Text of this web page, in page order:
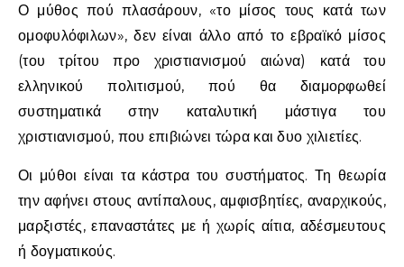
Ο μύθος πού πλασάρουν, «το μίσος τους κατά των
ομοφυλόφιλων», δεν είναι άλλο από το εβραϊκό μίσος
(του τρίτου προ χριστιανισμού αιώνα) κατά του
ελληνικού πολιτισμού, πού θα διαμορφωθεί
συστηματικά στην καταλυτική μάστιγα του
χριστιανισμού, που επιβιώνει τώρα και δυο χιλιετίες.
Οι μύθοι είναι τα κάστρα του συστήματος. Τη θεωρία
την αφήνει στους αντίπαλους, αμφισβητίες, αναρχικούς,
μαρξιστές, επαναστάτες με ή χωρίς αίτια, αδέσμευτους
ή δογματικούς.